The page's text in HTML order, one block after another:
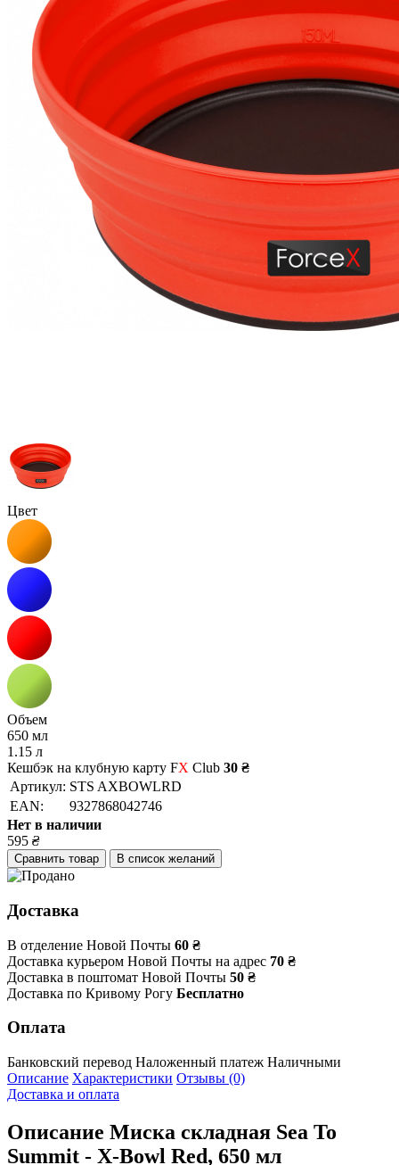
Цвет
Объем
650 мл
1.15 л
Кешбэк на клубную карту FX Club 30 ₴
Артикул: STS AXBOWLRD
EAN:
9327868042746
Нет в наличии
595 ₴
Сравнить товар В список желаний
Доставка
В отделение Новой Почты 60 ₴
Доставка курьером Новой Почты на адрес 70 ₴
Доставка в поштомат Новой Почты 50 ₴
Доставка по Кривому Рогу Бесплатно
Оплата
Банковский перевод Наложенный платеж Наличными
Описание Характеристики Отзывы (0)
Доставка и оплата
Описание Миска складная Sea To
Summit - X-Bowl Red, 650 мл